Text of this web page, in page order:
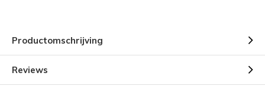
Productomschrijving
Reviews